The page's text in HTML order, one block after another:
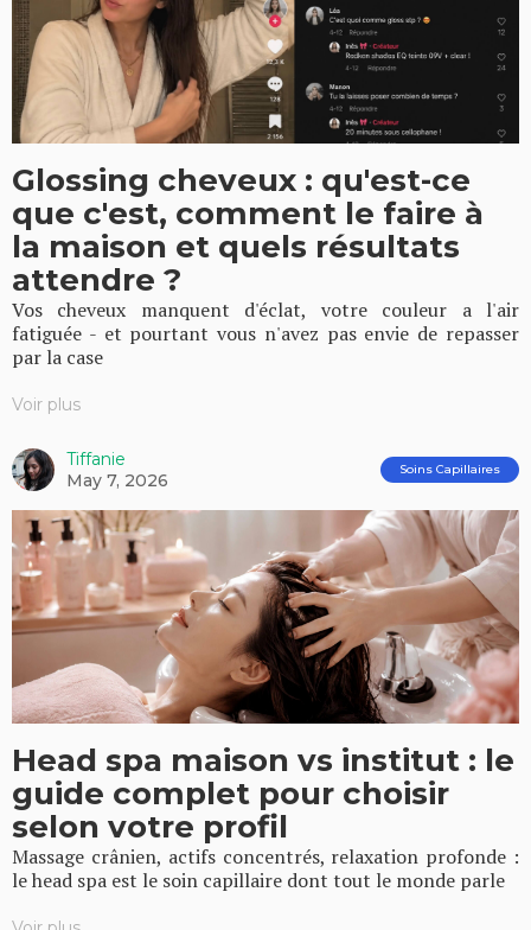
Glossing cheveux : qu'est-ce
que c'est, comment le faire à
la maison et quels résultats
attendre ?
Vos cheveux manquent d'éclat, votre couleur a l'air
fatiguée - et pourtant vous n'avez pas envie de repasser
par la case
Voir plus
Tiffanie
May 7, 2026
Soins Capillaires
Head spa maison vs institut : le
guide complet pour choisir
selon votre profil
Massage crânien, actifs concentrés, relaxation profonde :
le head spa est le soin capillaire dont tout le monde parle